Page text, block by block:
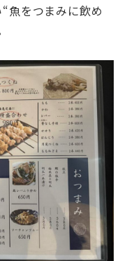
魚をつまみに飲め